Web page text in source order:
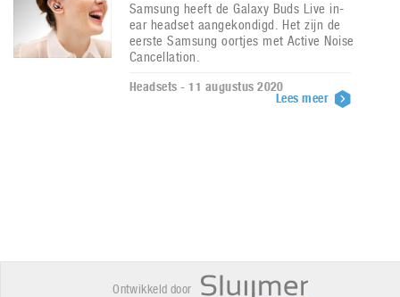
Samsung heeft de Galaxy Buds Live in-
ear headset aangekondigd. Het zijn de
eerste Samsung oortjes met Active Noise
Cancellation.
Headsets - 11 augustus 2020
Lees meer
Ontwikkeld door